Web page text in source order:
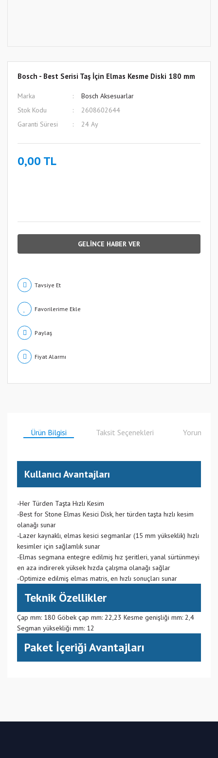
Bosch - Best Serisi Taş İçin Elmas Kesme Diski 180 mm
Marka
Bosch Aksesuarlar
Stok Kodu
2608602644
Garanti Süresi
24 Ay
0,00 TL
GELİNCE HABER VER
Tavsiye Et
Paylaş
Fiyat Alarmı
Ürün Bilgisi Taksit Seçenekleri Yorumlar
Kullanıcı Avantajları
-Her Türden Taşta Hızlı Kesim
-Best for Stone Elmas Kesici Disk, her türden taşta hızlı kesim
olanağı sunar
-Lazer kaynaklı, elmas kesici segmanlar (15 mm yükseklik) hızlı
kesimler için sağlamlık sunar
-Elmas segmana entegre edilmiş hız şeritleri, yanal sürtünmeyi
en aza indirerek yüksek hızda çalışma olanağı sağlar
-Optimize edilmiş elmas matris, en hızlı sonuçları sunar
Teknik Özellikler
Çap mm: 180 Göbek çap mm: 22,23 Kesme genişliği mm: 2,4
Segman yüksekliği mm: 12
Paket İçeriği Avantajları